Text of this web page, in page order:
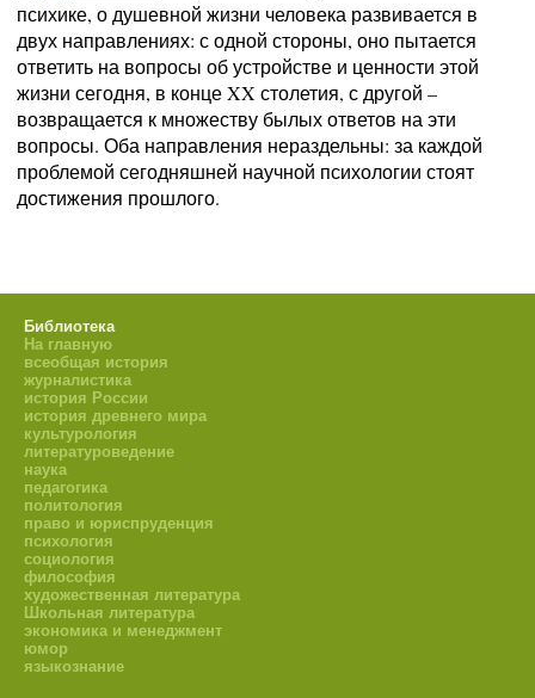
психике, о душевной жизни человека развивается в
двух направлениях: с одной стороны, оно пытается
ответить на вопросы об устройстве и ценности этой
жизни сегодня, в конце XX столетия, с другой –
возвращается к множеству былых ответов на эти
вопросы. Оба направления нераздельны: за каждой
проблемой сегодняшней научной психологии стоят
достижения прошлого.
Библиотека
На главную
всеобщая история
журналистика
история России
история древнего мира
культурология
литературоведение
наука
педагогика
политология
право и юриспруденция
психология
социология
философия
художественная литература
Школьная литература
экономика и менеджмент
юмор
языкознание